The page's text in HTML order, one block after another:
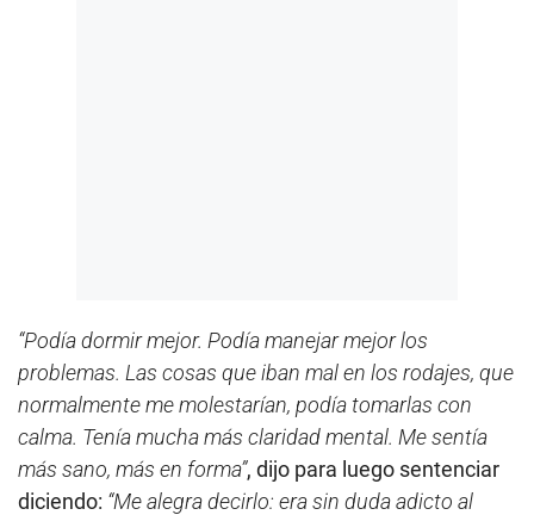
“Podía dormir mejor. Podía manejar mejor los
problemas. Las cosas que iban mal en los rodajes, que
normalmente me molestarían, podía tomarlas con
calma. Tenía mucha más claridad mental. Me sentía
más sano, más en forma”, dijo para luego sentenciar
diciendo: “Me alegra decirlo: era sin duda adicto al